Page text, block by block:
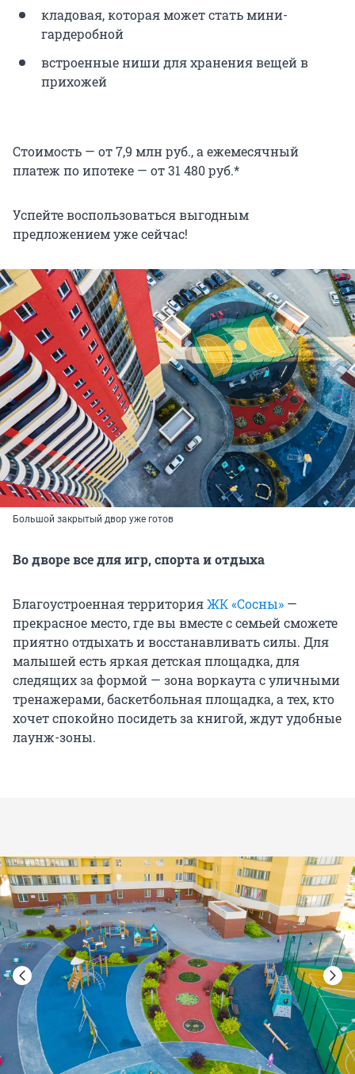
кладовая, которая может стать мини-
гардеробной
встроенные ниши для хранения вещей в
прихожей
Стоимость — от 7,9 млн руб., а ежемесячный
платеж по ипотеке — от 31 480 руб.*
Успейте воспользоваться выгодным
предложением уже сейчас!
Большой закрытый двор уже готов
Во дворе все для игр, спорта и отдыха
Благоустроенная территорияЖК «Сосны» —
прекрасное место, где вы вместе с семьей сможете
приятно отдыхать и восстанавливать силы. Для
малышей есть яркая детская площадка, для
следящих за формой — зона воркаута с уличными
тренажерами, баскетбольная площадка, а тех, кто
хочет спокойно посидеть за книгой, ждут удобные
лаунж-зоны.